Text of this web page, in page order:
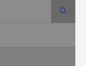
Suche